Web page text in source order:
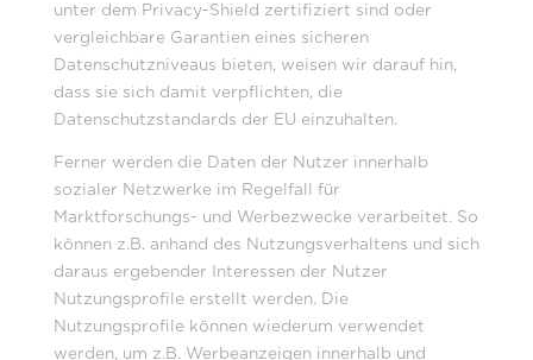
unter dem Privacy-Shield zertifiziert sind oder
vergleichbare Garantien eines sicheren
Datenschutzniveaus bieten, weisen wir darauf hin,
dass sie sich damit verpflichten, die
Datenschutzstandards der EU einzuhalten.
Ferner werden die Daten der Nutzer innerhalb
sozialer Netzwerke im Regelfall für
Marktforschungs- und Werbezwecke verarbeitet. So
können z.B. anhand des Nutzungsverhaltens und sich
daraus ergebender Interessen der Nutzer
Nutzungsprofile erstellt werden. Die
Nutzungsprofile können wiederum verwendet
werden, um z.B. Werbeanzeigen innerhalb und